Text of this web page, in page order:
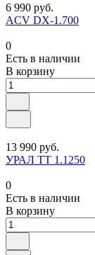
6 990 руб.
ACV DX-1.700
0
Есть в наличии
В корзину
13 990 руб.
УРАЛ TT 1.1250
0
Есть в наличии
В корзину